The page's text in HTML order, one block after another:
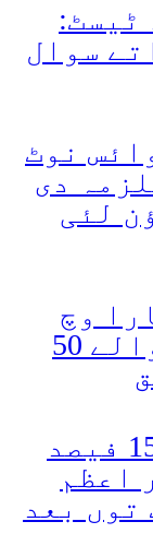
ٹیسٹ:
سوال
نوٹ
دی
لئی
وچ
گڈی خراب ہو کے پھسݨ والے 50
تنخواہواں وچ 10 توں 15 فیصد
اعظم
توں بعد